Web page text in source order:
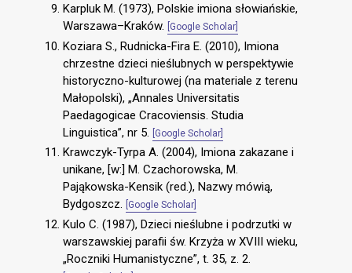
Karpluk M. (1973), Polskie imiona słowiańskie,
Warszawa–Kraków.
[Google Scholar]
Koziara S., Rudnicka-Fira E. (2010), Imiona
chrzestne dzieci nieślubnych w perspektywie
historyczno-kulturowej (na materiale z terenu
Małopolski), „Annales Universitatis
Paedagogicae Cracoviensis. Studia
Linguistica”, nr 5.
[Google Scholar]
Krawczyk-Tyrpa A. (2004), Imiona zakazane i
unikane, [w:] M. Czachorowska, M.
Pająkowska-Kensik (red.), Nazwy mówią,
Bydgoszcz.
[Google Scholar]
Kulo C. (1987), Dzieci nieślubne i podrzutki w
warszawskiej parafii św. Krzyża w XVIII wieku,
„Roczniki Humanistyczne”, t. 35, z. 2.